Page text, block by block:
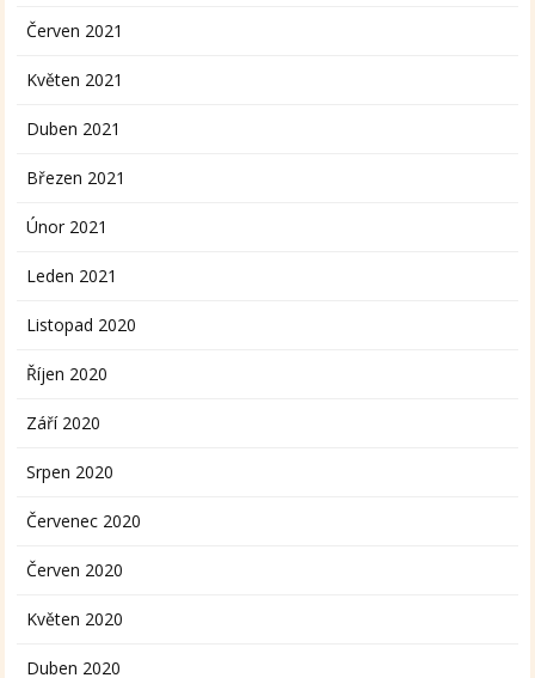
Červen 2021
Květen 2021
Duben 2021
Březen 2021
Únor 2021
Leden 2021
Listopad 2020
Říjen 2020
Září 2020
Srpen 2020
Červenec 2020
Červen 2020
Květen 2020
Duben 2020